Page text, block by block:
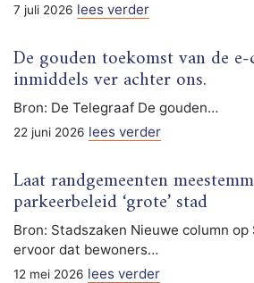
7 juli 2026 lees verder
De gouden toekomst van de
inmiddels ver achter ons.
Bron: De Telegraaf De gouden…
22 juni 2026 lees verder
Laat randgemeenten
parkeerbeleid ‘grote’ stad
Bron: Stadszaken Nieuwe column op
ervoor dat bewoners…
12 mei 2026 lees verder